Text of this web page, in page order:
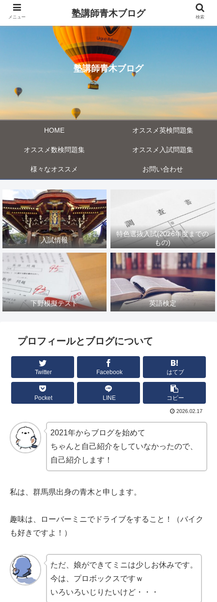
塾講師青木ブログ
HOME オススメ英検問題集
オススメ数検問題集 オススメ入試問題集
様々なオススメ お問い合わせ
入試情報
特色選抜入試(2026年度までの
もの)
下野模擬テスト 英語検定
プロフィールとブログについて
Twitter Facebook はてブ
Pocket LINE コピー
2026.02.17
2021年からブログを始めて
ちゃんと自己紹介をしていなかったので、
自己紹介します！
私は、群馬県出身の青木と申します。
趣味は、ローバーミニでドライブをすること！（バイク
も好きですよ！）
ただ、娘ができてミニは少しお休みです。
今は、プロボックスですｗ
いろいろいじりたいけど・・・
メニュー 塾講師青木ブログ 検索